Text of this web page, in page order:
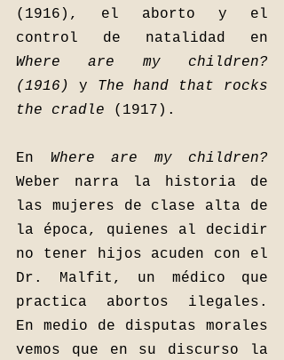
(1916), el aborto y el
Where are my children?
(1916) y The hand that rocks
the cradle
(1917).
En
Weber narra la historia de
las mujeres de clase alta de
la época, quienes al decidir
no tener hijos acuden con el
Dr. Malfit, un médico que
practica abortos ilegales.
En medio de disputas morales
vemos que en su discurso la